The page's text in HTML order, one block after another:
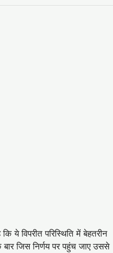
ये विपरीत परिस्थिति में बेहतरीन
जिस निर्णय पर पहुंच जाए उससे